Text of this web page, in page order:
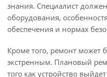
знания. Специалист
оборудования,
обеспечения и нормах
Кроме того, ремонт может
экстренным. Плановый
того как устройство